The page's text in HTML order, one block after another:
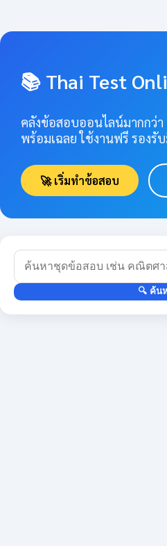
📚 Thai Test
คลังข้อสอบออนไลน์มากกว่า
พร้อมเฉลย ใช้งานฟรี รองรั
🚀 เริ่มทำข้อสอบ
🔍 ค้น